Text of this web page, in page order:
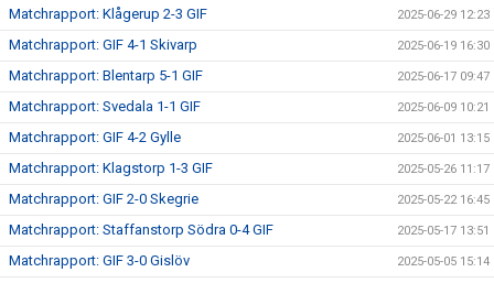
Matchrapport: Klågerup 2-3 GIF 2025-06-29 12:23
Matchrapport: GIF 4-1 Skivarp 2025-06-19 16:30
Matchrapport: Blentarp 5-1 GIF 2025-06-17 09:47
Matchrapport: Svedala 1-1 GIF 2025-06-09 10:21
Matchrapport: GIF 4-2 Gylle 2025-06-01 13:15
Matchrapport: Klagstorp 1-3 GIF 2025-05-26 11:17
Matchrapport: GIF 2-0 Skegrie 2025-05-22 16:45
Matchrapport: Staffanstorp Södra 0-4 GIF 2025-05-17 13:51
Matchrapport: GIF 3-0 Gislöv 2025-05-05 15:14